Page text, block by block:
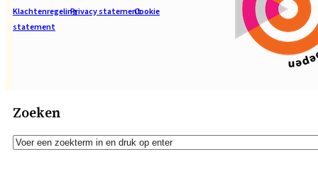
KlachtenregelingPrivacy statementCookie
statement
Zoeken
Zoeken